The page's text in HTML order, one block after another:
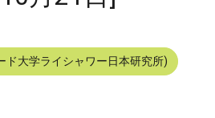
ド大学ライシャワー日本研究所)